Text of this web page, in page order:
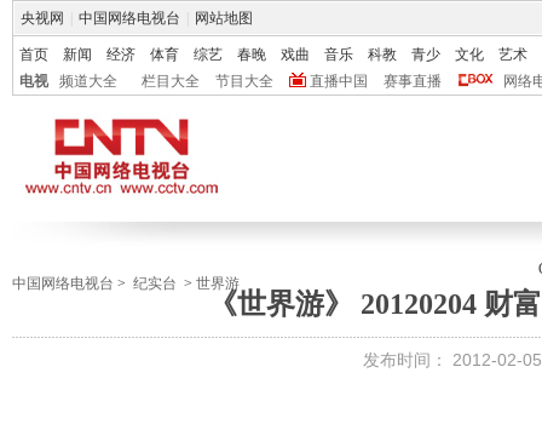
央视网 中国网络电视台 网站地图
首页 新闻 经济 体育 综艺 春晚 戏曲 音乐 科教 青少 文化
艺术
电视
频道大全 栏目大全 节目大全 直播中国 赛事直播 网络
中国网络电视台 > 纪实台 > 世界游
《世界游》 20120204
发布时间： 2012-02-